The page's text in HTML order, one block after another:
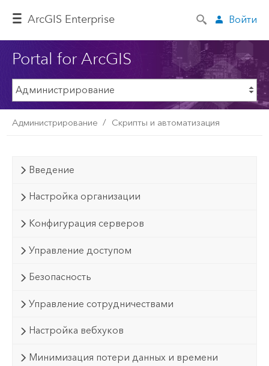
ArcGIS Enterprise Войти
Portal for ArcGIS
Администрирование Скрипты и автоматизация
Введение
Настройка организации
Конфигурация серверов
Управление доступом
Безопасность
Управление сотрудничествами
Настройка вебхуков
Минимизация потери данных и времени